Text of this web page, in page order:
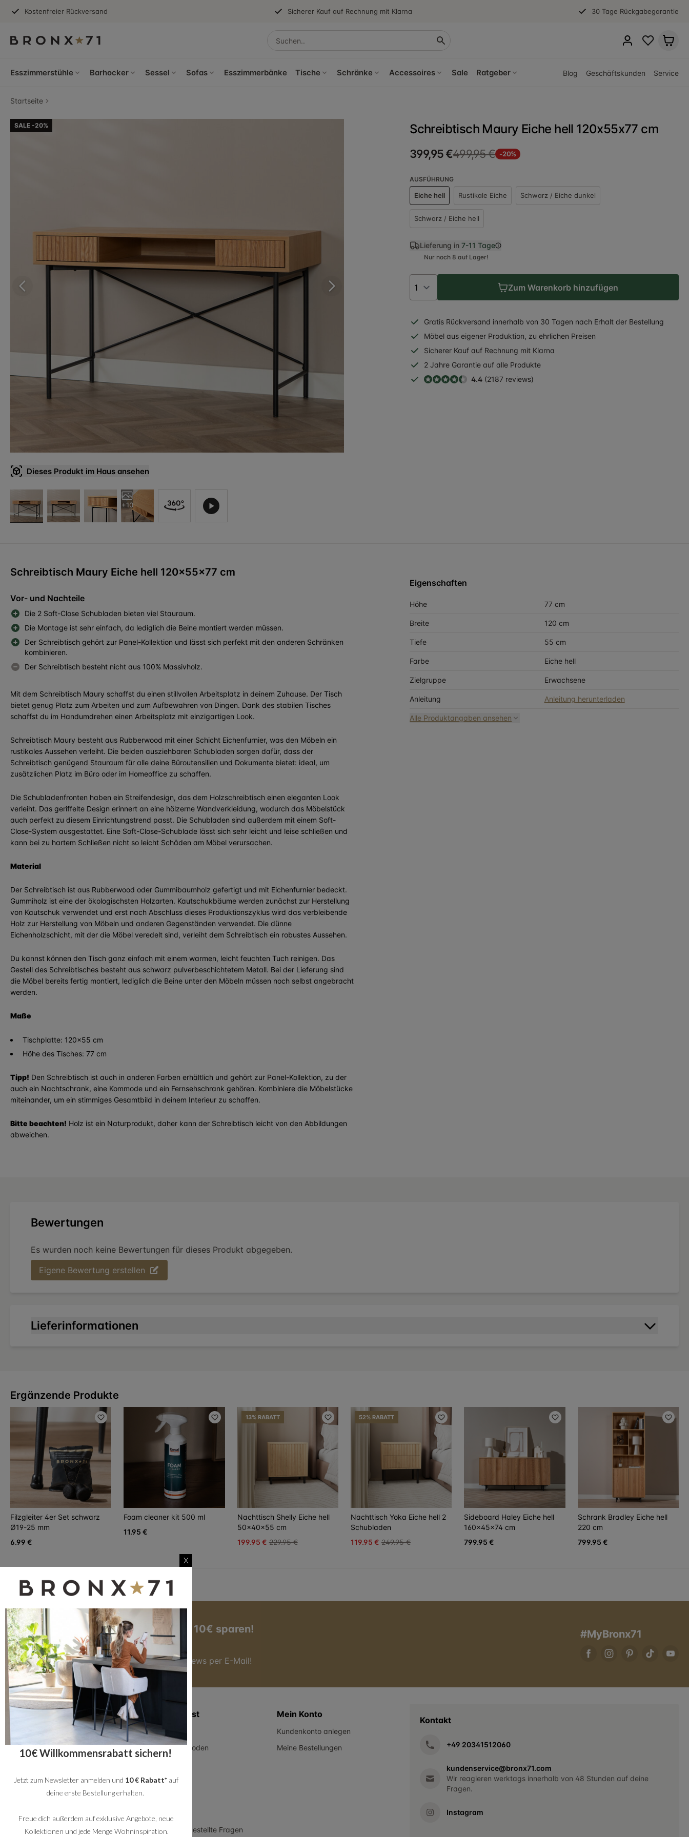
Kostenfreier Rückversand Sicherer Kauf auf Rechnung mit Klarna 30 Tage Rückgabegarantie
Esszimmerstühle Barhocker Sessel Sofas Esszimmerbänke Tische Schränke Accessoires Sale Ratgeber Blog Geschäftskunden Service
Startseite
SALE -20%
Dieses Produkt im Haus ansehen
+10
Schreibtisch Maury Eiche hell 120x55x77 cm
399,95 €499,95 € -20%
AUSFÜHRUNG
Eiche hell Rustikale Eiche Schwarz / Eiche dunkel
Schwarz / Eiche hell
Lieferung in 7-11 Tage
Nur noch 8 auf Lager!
Zum Warenkorb hinzufügen
Gratis Rückversand innerhalb von 30 Tagen nach Erhalt der Bestellung
Möbel aus eigener Produktion, zu ehrlichen Preisen
Sicherer Kauf auf Rechnung mit Klarna
2 Jahre Garantie auf alle Produkte
4.4 (2187 reviews)
Schreibtisch Maury Eiche hell 120x55x77 cm
Vor- und Nachteile
Die 2 Soft-Close Schubladen bieten viel Stauraum.
Die Montage ist sehr einfach, da lediglich die Beine montiert werden müssen.
Der Schreibtisch gehört zur Panel-Kollektion und lässt sich perfekt mit den anderen Schränken
kombinieren.
Der Schreibtisch besteht nicht aus 100% Massivholz.
Mit dem Schreibtisch Maury schaffst du einen stillvollen Arbeitsplatz in deinem Zuhause. Der Tisch
bietet genug Platz zum Arbeiten und zum Aufbewahren von Dingen. Dank des stabilen Tisches
schaffst du im Handumdrehen einen Arbeitsplatz mit einzigartigen Look.
Schreibtisch Maury besteht aus Rubberwood ​​mit einer Schicht Eichenfurnier, was den Möbeln ein
rustikales Aussehen verleiht. Die beiden ausziehbaren Schubladen sorgen dafür, dass der
Schreibtisch genügend Stauraum für alle deine Büroutensilien und Dokumente bietet: ideal, um
zusätzlichen Platz im Büro oder im Homeoffice zu schaffen.
Die Schubladenfronten haben ein Streifendesign, das dem Holzschreibtisch einen eleganten Look
verleiht. Das geriffelte Design erinnert an eine hölzerne Wandverkleidung, wodurch das Möbelstück
auch perfekt zu diesem Einrichtungstrend passt. Die Schubladen sind außerdem mit einem Soft-
Close-System ausgestattet. Eine Soft-Close-Schublade lässt sich sehr leicht und leise schließen und
kann bei zu hartem Schließen nicht so leicht Schäden am Möbel verursachen.
Material
Der Schreibtisch ist aus Rubberwood oder Gummibaumholz gefertigt und mit Eichenfurnier bedeckt.
Gummiholz ​​ist eine der ökologischsten Holzarten. Kautschukbäume werden zunächst zur Herstellung
von Kautschuk verwendet und erst nach Abschluss dieses Produktionszyklus wird das verbleibende
Holz zur Herstellung von Möbeln und anderen Gegenständen verwendet. Die dünne
Eichenholzschicht, mit der die Möbel veredelt sind, verleiht dem Schreibtisch ein robustes Aussehen.
Du kannst können den Tisch ganz einfach mit einem warmen, leicht feuchten Tuch reinigen. Das
Gestell des Schreibtisches besteht aus schwarz pulverbeschichtetem Metall. Bei der Lieferung sind
die Möbel bereits fertig montiert, lediglich die Beine unter den Möbeln müssen noch selbst angebracht
werden.
Maße
​Tischplatte: 120x55 cm
Höhe des Tisches: 77 cm
Tipp! Den Schreibtisch ist auch in anderen Farben erhältlich und gehört zur Panel-Kollektion, zu der
auch ein Nachtschrank, eine Kommode und ein Fernsehschrank gehören. Kombiniere die Möbelstücke
miteinander, um ein stimmiges Gesamtbild in deinem Interieur zu schaffen.
Bitte beachten! Holz ist ein Naturprodukt, daher kann der Schreibtisch leicht von den Abbildungen
abweichen.
Eigenschaften
Höhe 77 cm
Breite 120 cm
Tiefe 55 cm
Farbe Eiche hell
Zielgruppe Erwachsene
Anleitung Anleitung herunterladen
Alle Produktangaben ansehen
Bewertungen
Es wurden noch keine Bewertungen für dieses Produkt abgegeben.
Eigene Bewertung erstellen
Lieferinformationen
Ergänzende Produkte
Filzgleiter 4er Set schwarz
Ø19-25 mm
6.99 €
Foam cleaner kit 500 ml
11.95 €
13% RABATT
Nachttisch Shelly Eiche hell
50x40x55 cm
199.95 € 229.95 €
52% RABATT
Nachttisch Yoka Eiche hell 2
Schubladen
119.95 € 249.95 €
Sideboard Haley Eiche hell
160x45x74 cm
799.95 €
Schrank Bradley Eiche hell
220 cm
799.95 €
Jetzt zum Newsletter anmelden und 10€ sparen!
Hier anmelden
Du bekommst immer die besten Angebote & News per E-Mail!
#MyBronx71
Zusatzinformation
Geschäftskunden
Datenschutz
Arbeiten bei Bronx71
Kundendienst
Über uns
Zahlungsmethoden
Service
Rückversand
FAQ - häufig gestellte Fragen
Mein Konto
Kundenkonto anlegen
Meine Bestellungen
Kontakt
+49 20341512060
kundenservice@bronx71.com
Wir reagieren werktags innerhalb von 48 Stunden auf deine
Fragen.
Instagram
X
10€ Willkommensrabatt sichern!
Jetzt zum Newsletter anmelden und 10 € Rabatt* auf
deine erste Bestellung erhalten.
Freue dich außerdem auf exklusive Angebote, neue
Kollektionen und jede Menge Wohninspiration.